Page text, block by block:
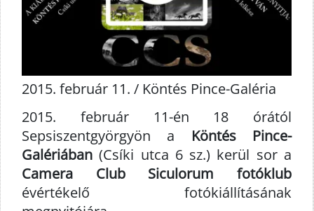
2015. február 11. / Köntés Pince-Galéria
2015. február 11-én 18 órától
Sepsiszentgyörgyön a Köntés Pince-
Galériában (Csíki utca 6 sz.) kerül sor a
Camera Club Siculorum fotóklub
évértékelő fotókiállításának